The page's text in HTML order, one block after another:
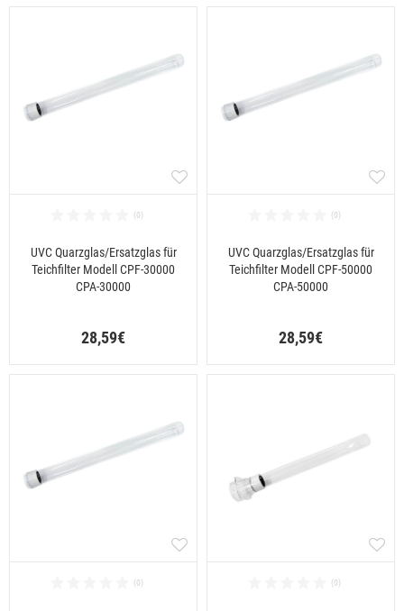
UVC Quarzglas/Ersatzglas für
Teichfilter Modell CPF-30000
CPA-30000
28,59€
UVC Quarzglas/Ersatzglas für
Teichfilter Modell CPF-50000
CPA-50000
28,59€